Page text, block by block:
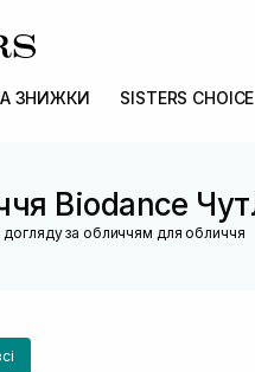
ЗНИЖКИ SISTERS CHOICE
Biodance
за обличчям для обличчя